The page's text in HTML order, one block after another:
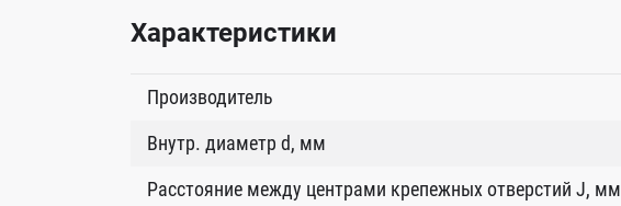
Характеристики
Производитель
Внутр. диаметр d, мм
Расстояние между центрами крепежных отверстий J, мм